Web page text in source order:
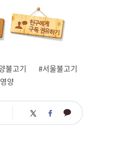
불고기
#서울불고기
양
트 페 카